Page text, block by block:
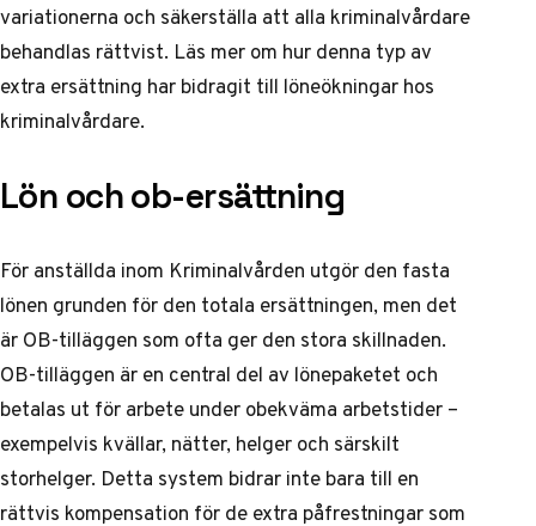
variationerna och säkerställa att alla kriminalvårdare
behandlas rättvist. Läs mer om hur denna typ av
extra ersättning har bidragit till löneökningarhos
kriminalvårdare.
Lön och ob-ersättning
För anställda inom Kriminalvården utgör den fasta
lönen grunden för den totala ersättningen, men det
är OB-tilläggen som ofta ger den stora skillnaden.
OB-tilläggen är en central del av lönepaketet och
betalas ut för arbete under obekväma arbetstider –
exempelvis kvällar, nätter, helger och särskilt
storhelger. Detta system bidrar inte bara till en
rättvis kompensation för de extra påfrestningar som